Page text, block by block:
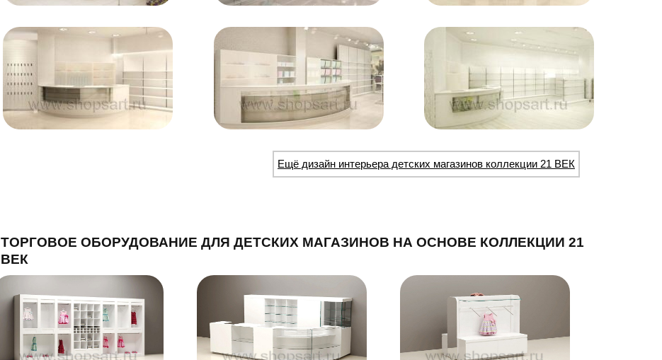
Ещё дизайн интерьера детских магазинов коллекции 21 ВЕК
ТОРГОВОЕ ОБОРУДОВАНИЕ ДЛЯ ДЕТСКИХ МАГАЗИНОВ НА ОСНОВЕ КОЛЛЕКЦИИ 21
ВЕК